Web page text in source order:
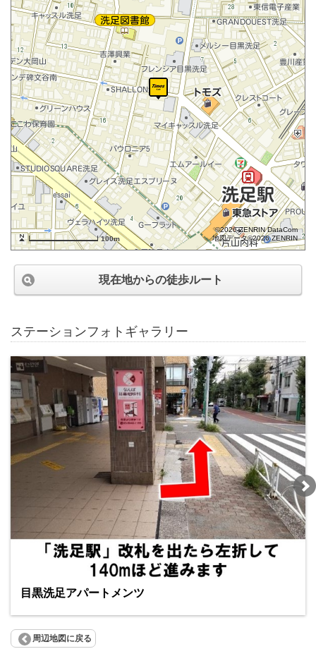
100m
©2026 ZENRIN DataCom
地図データ©2026 ZENRIN
現在地からの徒歩ルート
ステーションフォトギャラリー
目黒洗足アパートメンツ
周辺地図に戻る